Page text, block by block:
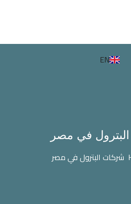
EN
في مصر
شركات البترول في مصر